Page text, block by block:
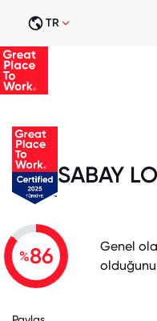
TR
SABAY
%86
Genel